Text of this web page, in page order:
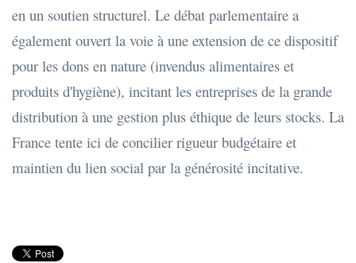
en un soutien structurel. Le débat parlementaire a
également ouvert la voie à une extension de ce dispositif
pour les dons en nature (invendus alimentaires et
produits d'hygiène), incitant les entreprises de la grande
distribution à une gestion plus éthique de leurs stocks. La
France tente ici de concilier rigueur budgétaire et
maintien du lien social par la générosité incitative.